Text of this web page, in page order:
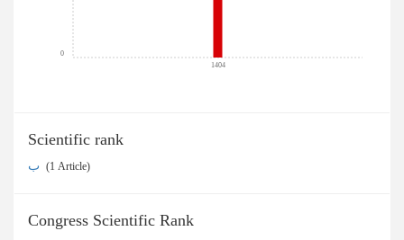
1404
0
Scientific rank
‎ (1 Article)
Congress Scientific Rank